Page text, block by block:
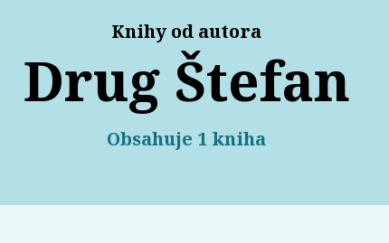
Knihy od autora
Drug Štefan
Obsahuje 1 kniha